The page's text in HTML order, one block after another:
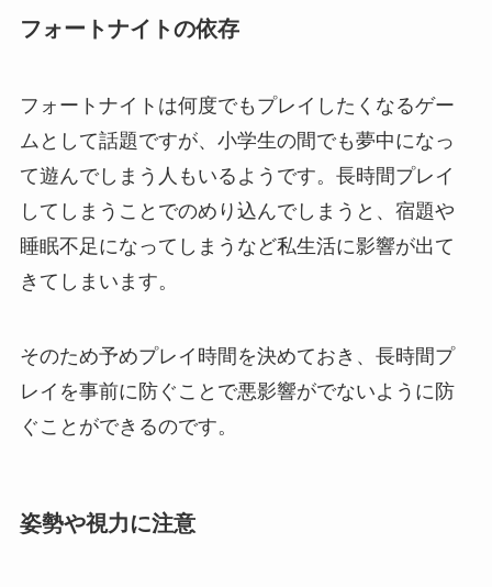
フォートナイトの依存
フォートナイトは何度でもプレイしたくなるゲー
ムとして話題ですが、小学生の間でも夢中になっ
て遊んでしまう人もいるようです。長時間プレイ
してしまうことでのめり込んでしまうと、宿題や
睡眠不足になってしまうなど私生活に影響が出て
きてしまいます。
そのため予めプレイ時間を決めておき、長時間プ
レイを事前に防ぐことで悪影響がでないように防
ぐことができるのです。
姿勢や視力に注意